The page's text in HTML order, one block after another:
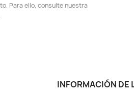
Para ello, consulte nuestra
INFORMACIÓN DE